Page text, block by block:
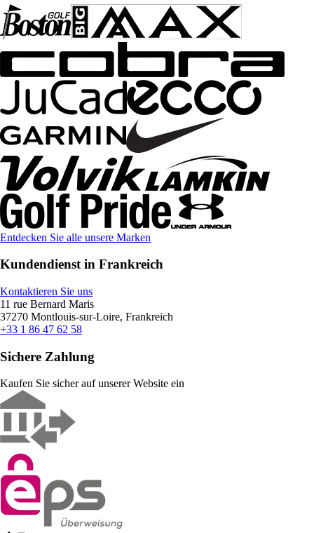
Entdecken Sie alle unsere Marken
Kundendienst in Frankreich
Kontaktieren Sie uns
11 rue Bernard Maris
37270 Montlouis-sur-Loire, Frankreich
+33 1 86 47 62 58
Sichere Zahlung
Kaufen Sie sicher auf unserer Website ein